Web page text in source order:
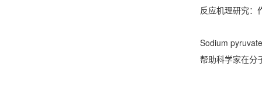
反应机理研究：
Sodium
帮助科学家在分